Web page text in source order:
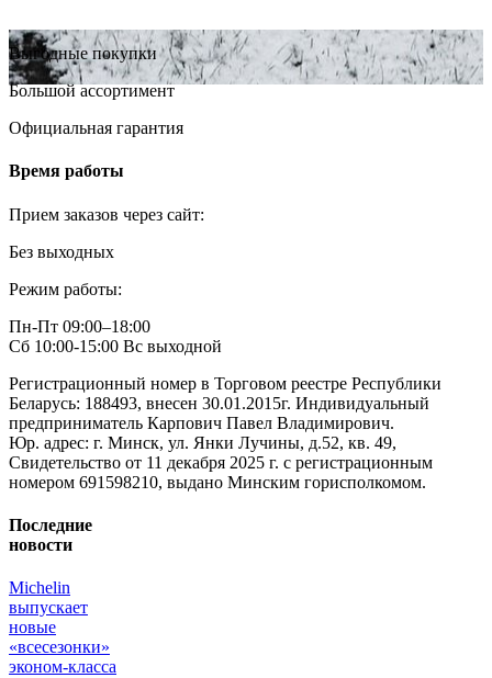
Выгодные покупки
Большой ассортимент
Официальная гарантия
Время работы
Прием заказов через сайт:
Без выходных
Режим работы:
Пн-Пт 09:00–18:00
Сб 10:00-15:00 Вс выходной
Регистрационный номер в Торговом реестре Республики
Беларусь: 188493, внесен 30.01.2015г. Индивидуальный
предприниматель Карпович Павел Владимирович.
Юр. адрес: г. Минск, ул. Янки Лучины, д.52, кв. 49,
Свидетельство от 11 декабря 2025 г. с регистрационным
номером 691598210, выдано Минским горисполкомом.
Последние
новости
Michelin
выпускает
новые
«всесезонки»
эконом-класса